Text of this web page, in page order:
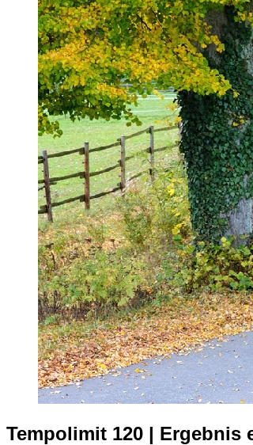
Tempolimit 120 | Ergebnis